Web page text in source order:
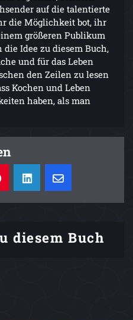
auf die talentierte
die Möglichkeit bot, ihr
größeren Publikum
Idee zu diesem Buch,
und für das Leben
den Zeilen zu lesen
Kochen und Leben
haben, als man
diesem Buch